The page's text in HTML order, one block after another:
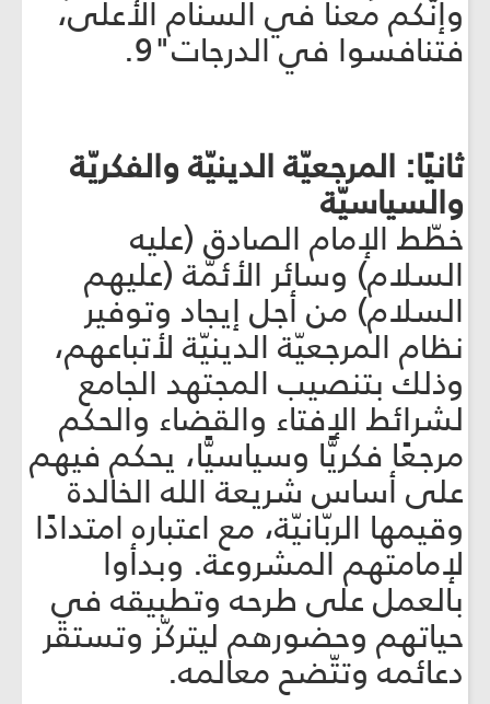
وإنّكم معنا في السنام الأعلى،
فتنافسوا في الدرجات"9.
ثانيًا: المرجعيّة الدينيّة والفكريّة
والسياسيّة
خطّط الإمام الصادق (عليه
السلام) وسائر الأئمّة (عليهم
السلام) من أجل إيجاد وتوفير
نظام المرجعيّة الدينيّة لأتباعهم،
وذلك بتنصيب المجتهد الجامع
لشرائط الإفتاء والقضاء والحكم
مرجعًا فكريًّا وسياسيًّا، يحكم فيهم
على أساس شريعة الله الخالدة
وقيمها الربّانيّة، مع اعتباره امتدادًا
لإمامتهم المشروعة. وبدأوا
بالعمل على طرحه وتطبيقه في
حياتهم وحضورهم ليتركّز وتستقر
دعائمه وتتّضح معالمه.